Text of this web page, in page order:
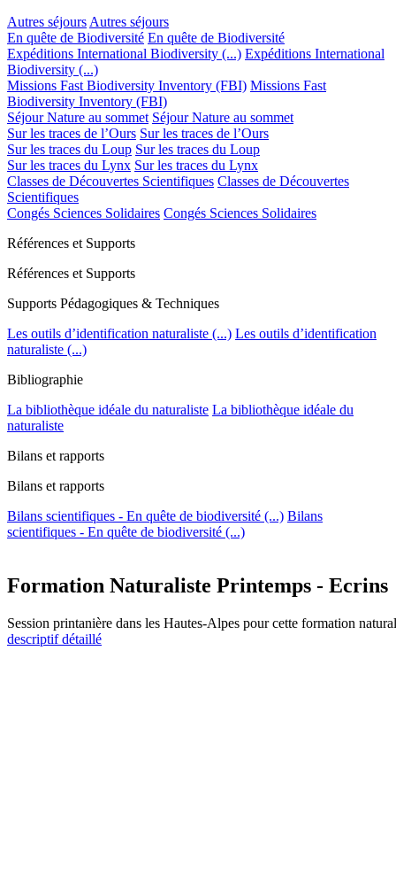
Autres séjours Autres séjours
En quête de Biodiversité En quête de Biodiversité
Expéditions International Biodiversity (...) Expéditions International
Biodiversity (...)
Missions Fast Biodiversity Inventory (FBI) Missions Fast
Biodiversity Inventory (FBI)
Séjour Nature au sommet Séjour Nature au sommet
Sur les traces de l’Ours Sur les traces de l’Ours
Sur les traces du Loup Sur les traces du Loup
Sur les traces du Lynx Sur les traces du Lynx
Classes de Découvertes Scientifiques Classes de Découvertes
Scientifiques
Congés Sciences Solidaires Congés Sciences Solidaires
Références et Supports
Références et Supports
Supports Pédagogiques & Techniques
Les outils d’identification naturaliste (...) Les outils d’identification
naturaliste (...)
Bibliographie
La bibliothèque idéale du naturaliste La bibliothèque idéale du
naturaliste
Bilans et rapports
Bilans et rapports
Bilans scientifiques - En quête de biodiversité (...) Bilans
scientifiques - En quête de biodiversité (...)
Formation Naturaliste Printemps - Ecrins
Session printanière dans les Hautes-Alpes pour cette formation
descriptif détaillé